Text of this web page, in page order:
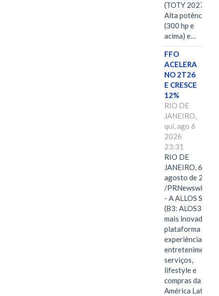
(TOTY 2027:
Alta potência
(300 hp e
acima) e…
FFO
ACELERA
NO 2T26
E CRESCE
12%
RIO DE
JANEIRO,
qui, ago 6
2026
23:31
RIO DE
JANEIRO, 6 de
agosto de 2026
/PRNewswire/ -
- A ALLOS S.A.
(B3: ALOS3), a
mais inovadora
plataforma de
experiências,
entretenimento,
serviços,
lifestyle e
compras da
América Latina